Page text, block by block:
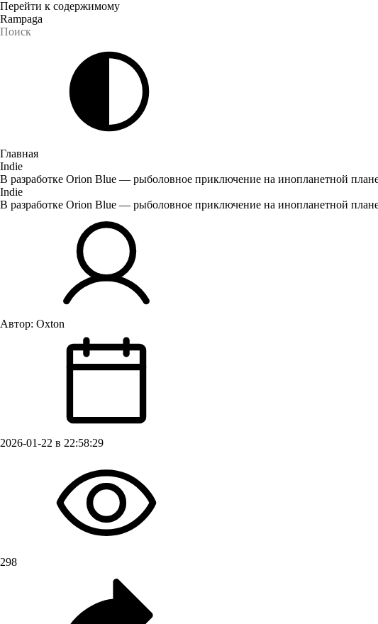
Перейти к содержимому
Rampaga
Главная
Indie
В разработке Orion Blue — рыболовное приключение на инопланетной
Indie
В разработке Orion Blue — рыболовное приключение на инопланетной
Автор: Oxton
2026-01-22 в 22:58:29
298